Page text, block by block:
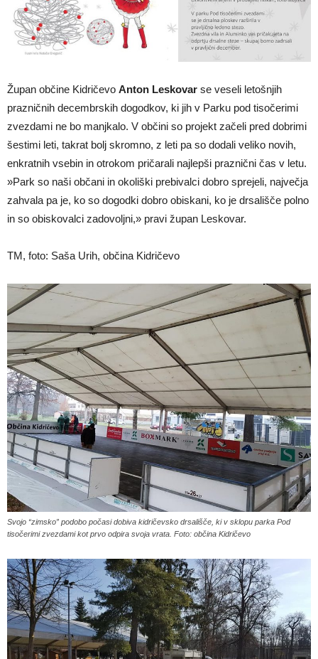
Župan občine Kidričevo Anton Leskovar se veseli letošnjih
prazničnih decembrskih dogodkov, ki jih v Parku pod tisočerimi
zvezdami ne bo manjkalo. V občini so projekt začeli pred dobrimi
šestimi leti, takrat bolj skromno, z leti pa so dodali veliko novih,
enkratnih vsebin in otrokom pričarali najlepši praznični čas v letu.
»Park so naši občani in okoliški prebivalci dobro sprejeli, največja
zahvala pa je, ko so dogodki dobro obiskani, ko je drsališče polno
in so obiskovalci zadovoljni,» pravi župan Leskovar.
TM, foto: Saša Urih, občina Kidričevo
Svojo “zimsko” podobo počasi dobiva kidričevsko drsališče, ki v sklopu parka Pod
tisočerimi zvezdami kot prvo odpira svoja vrata. Foto: občina Kidričevo